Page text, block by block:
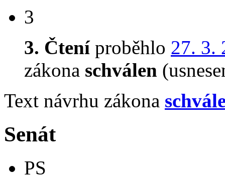
3
3. Čteníproběhlo 27. 3.
zákona schválen
Text návrhu zákona
Senát
PS